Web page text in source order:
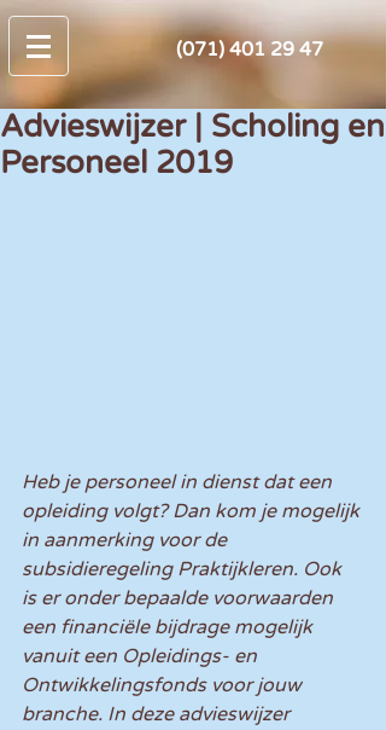
(071) 401 29 47
Advieswijzer | Scholing en
Personeel 2019
Heb je personeel in dienst dat een
opleiding volgt? Dan kom je mogelijk
in aanmerking voor de
subsidieregeling Praktijkleren. Ook
is er onder bepaalde voorwaarden
een financiële bijdrage mogelijk
vanuit een Opleidings- en
Ontwikkelingsfonds voor jouw
branche. In deze advieswijzer